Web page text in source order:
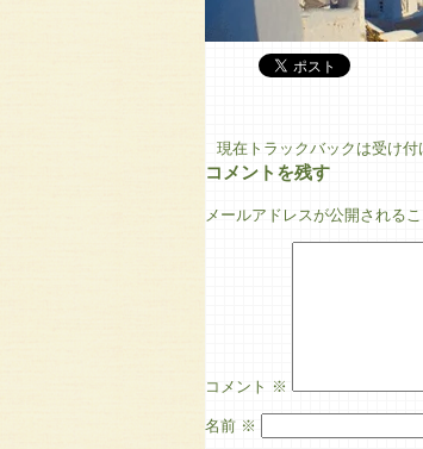
現在トラックバックは受け付
コメントを残す
メールアドレスが公開されるこ
コメント ※
名前 ※